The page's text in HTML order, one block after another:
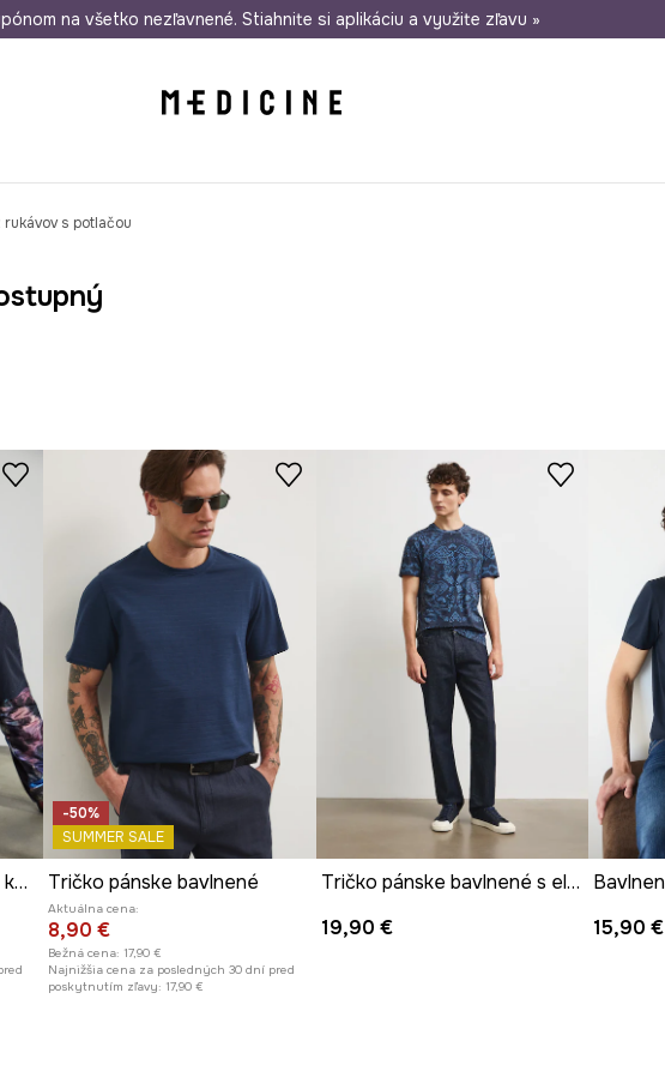
od 50 € Odoslanie aj do 24 hodín 30 dní na vrátenie tovaru
na všetko nezľavnené. Stiahnite si aplikáciu a využite zľavu »
s potlačou
Bavlnené tričko pánske z kolekcie Tajomný svet Medicine
-50%
SUMMER SALE
Tričko pánske bavlnené
Aktuálna cena:
8,90 €
Bežná cena: 17,90 €
Najnižšia cena za posledných 30 dní pred
poskytnutím zľavy: 17,90 €
Tričko pánske bavlnené s elastanom paisley
19,90 €
15,90 €